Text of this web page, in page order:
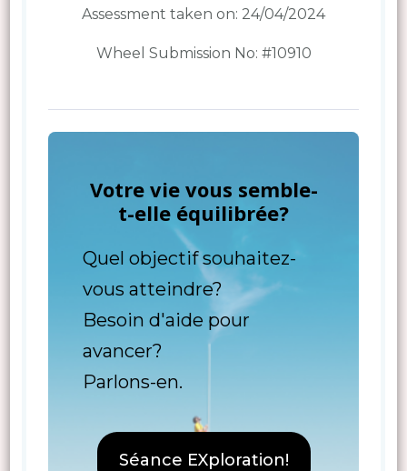
Assessment taken on: 24/04/2024
Wheel Submission No: #10910
Votre vie vous semble-
t-elle équilibrée?
Quel objectif souhaitez-
vous atteindre?
Besoin d'aide pour
avancer?
Parlons-en.
Séance EXploration!